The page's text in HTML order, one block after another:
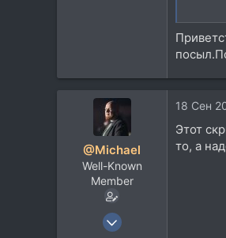
@Michael
Well-Known
Member
14 Дек 2010
18 Сен
Этот
то, а